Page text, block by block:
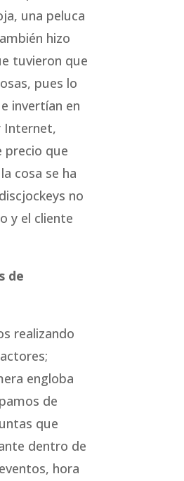
una peluca
hizo
tuvieron que
pues lo
invertían en
Internet,
precio que
cosa se ha
no
y el cliente
de
realizando
engloba
de
que
dentro de
hora